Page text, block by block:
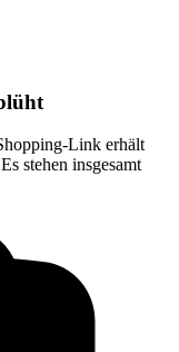
Link erhält
stehen insgesamt